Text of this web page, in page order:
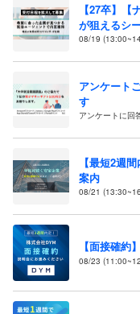
【27卒】
が狙えるシ
08/19
アンケート
す
アンケートに回
【最短2週
案内
08/21
【面接確約
08/23